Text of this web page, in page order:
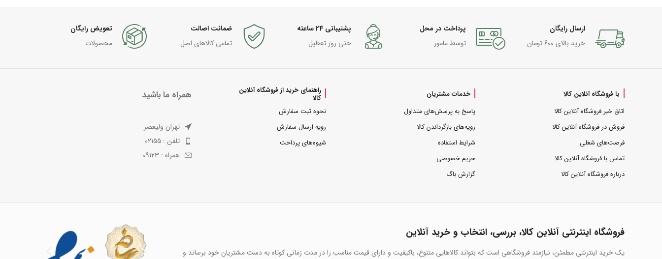
ارسال رایگان
خرید بالای 600 تومان
پرداخت در محل
توسط مامور
پشتیبانی 24 ساعته
حتی روز تعطیل
ضمانت اصالت
تمامی کالاهای اصل
تعویض رایگان
محصولات
با فروشگاه آنلاین کالا
اتاق خبر فروشگاه آنلاین کالا
فروش در فروشگاه آنلاین کالا
فرصت‌های شغلی
تماس با فروشگاه آنلاین کالا
درباره فروشگاه آنلاین کالا
خدمات مشتریان
پاسخ به پرسش‌های متداول
رویه‌های بازگرداندن کالا
شرایط استفاده
حریم خصوصی
گزارش باگ
راهنمای خرید از فروشگاه آنلاین
کالا
نحوه ثبت سفارش
رویه ارسال سفارش
شیوه‌های پرداخت
همراه ما باشید
تهران ولیعصر
تلفن : 02155
همراه : 09123
فروشگاه اینترنتی آنلاین کالا، بررسی، انتخاب و خرید آنلاین
یک خرید اینترنتی مطمئن، نیازمند فروشگاهی است که بتواند کالاهایی متنوع، باکیفیت و دارای قیمت مناسب را در مدت زمانی کوتاه به دست مشتریان خود برساند و